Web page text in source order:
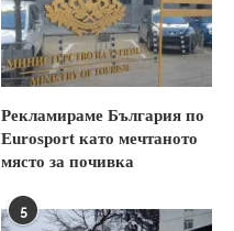
Рекламираме България по
Eurosport като мечтаното
място за почивка
5